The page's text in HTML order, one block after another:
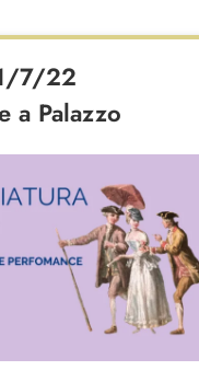
7/22
a Palazzo